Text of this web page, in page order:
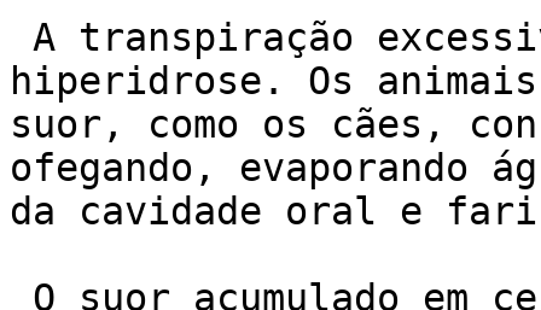
hiperidrose. Os
suor, como os cães,
ofegando, evaporando
da cavidade oral e